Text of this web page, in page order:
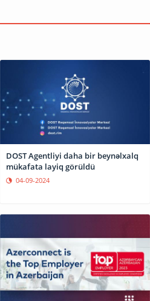
DOST Agentliyi daha bir beynəlxalq
mükafata layiq görüldü
04-09-2024